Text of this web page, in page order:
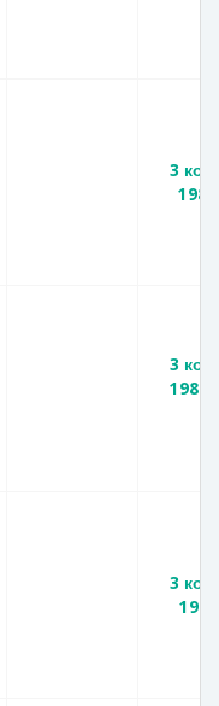
3
1982
3
1982
3